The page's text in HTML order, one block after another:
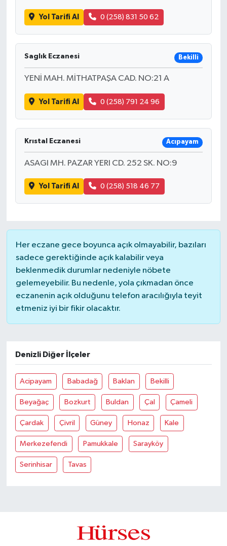
Yol Tarifi Al 0 (258) 831 50 62
Saglık Eczanesi Bekilli
YENİ MAH. MİTHATPAŞA CAD. NO:21 A
Yol Tarifi Al 0 (258) 791 24 96
Krıstal Eczanesi Acıpayam
ASAGI MH. PAZAR YERI CD. 252 SK. NO:9
Yol Tarifi Al 0 (258) 518 46 77
Her eczane gece boyunca açık olmayabilir, bazıları
sadece gerektiğinde açık kalabilir veya
beklenmedik durumlar nedeniyle nöbete
gelemeyebilir. Bu nedenle, yola çıkmadan önce
eczanenin açık olduğunu telefon aracılığıyla teyit
etmeniz iyi bir fikir olacaktır.
Denizli Diğer İlçeler
Acipayam Babadağ Baklan Bekilli
Beyağaç Bozkurt Buldan Çal Çameli
Çardak Çivril Güney Honaz Kale
Merkezefendi Pamukkale Sarayköy
Serinhisar Tavas